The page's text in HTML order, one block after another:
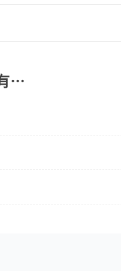
。
尋找當地導遊或者向當
豐富自己的旅程。
⋯